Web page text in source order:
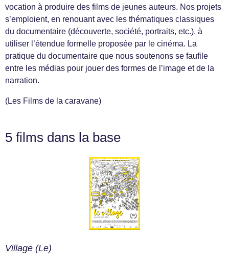
vocation à produire des films de jeunes auteurs. Nos projets
s’emploient, en renouant avec les thématiques classiques
du documentaire (découverte, société, portraits, etc.), à
utiliser l’étendue formelle proposée par le cinéma. La
pratique du documentaire que nous soutenons se faufile
entre les médias pour jouer des formes de l’image et de la
narration.
(Les Films de la caravane)
5 films dans la base
Village (Le)